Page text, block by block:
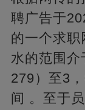
聘广告于
的一个求职
水的范围介
279）至3
间 。至于